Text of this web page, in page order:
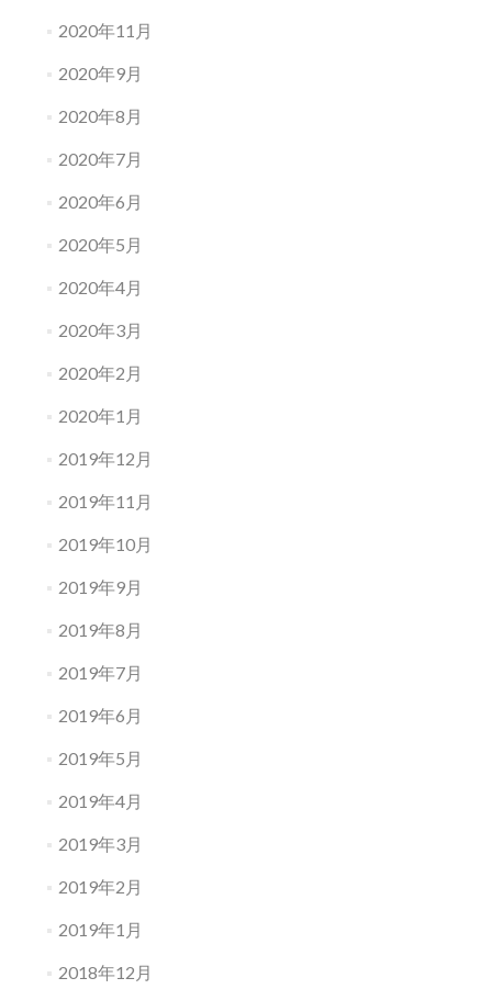
2020年11月
2020年9月
2020年8月
2020年7月
2020年6月
2020年5月
2020年4月
2020年3月
2020年2月
2020年1月
2019年12月
2019年11月
2019年10月
2019年9月
2019年8月
2019年7月
2019年6月
2019年5月
2019年4月
2019年3月
2019年2月
2019年1月
2018年12月